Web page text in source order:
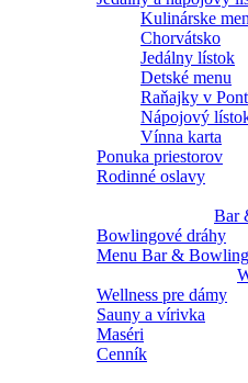
Kulinárske
Chorvátsko
Jedálny lístok
Detské menu
Raňajky v
Nápojový
Vínna karta
Ponuka priestorov
Rodinné oslavy
Bar
Bowlingové dráhy
Menu Bar & Bowling
Wellness pre dámy
Sauny a vírivka
Maséri
Cenník